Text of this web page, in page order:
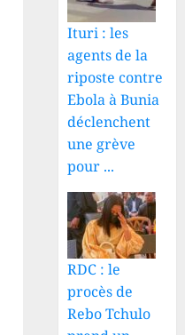
Ituri : les
agents de la
riposte contre
Ebola à Bunia
déclenchent
une grève
pour ...
RDC : le
procès de
Rebo Tchulo